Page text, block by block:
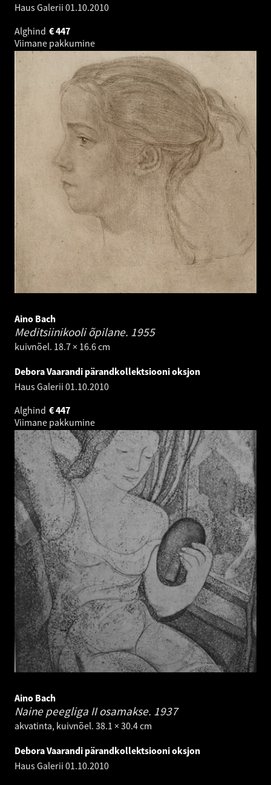
Haus Galerii 01.10.2010
Alghind
447
€
Viimane pakkumine
Aino Bach
Meditsiinikooli õpilane. 1955
kuivnõel. 18.7 × 16.6 cm
Debora Vaarandi pärandkollektsiooni oksjon
Haus Galerii 01.10.2010
Alghind
447
€
Viimane pakkumine
Aino Bach
Naine peegliga II osamakse. 1937
akvatinta, kuivnõel. 38.1 × 30.4 cm
Debora Vaarandi pärandkollektsiooni oksjon
Haus Galerii 01.10.2010